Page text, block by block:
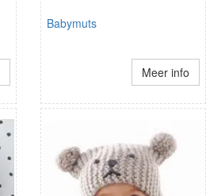
Babymuts
Meer info